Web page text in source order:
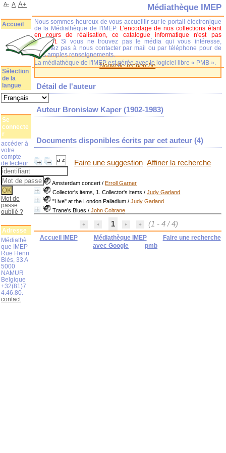
Nouvelle recherche
Détail de l'auteur
Auteur Bronisław Kaper (1902-1983)
Documents disponibles écrits par cet auteur (4)
Faire une suggestion Affiner la recherche
Amsterdam concert /Erroll Garner
Collector's items, 1. Collector's items /Judy Garland
"Live" at the London Palladium /Judy Garland
Trane's Blues /John Coltrane
1 (1 - 4 / 4)
Accueil IMEP Médiathèque IMEP
Faire une recherche
avec Google
pmb
Médiathèque IMEP
Nous sommes heureux de vous accueillir sur le portail électronique
de la Médiathèque de l'IMEP. L'encodage de nos collections étant
en cours de réalisation, ce catalogue informatique n'est pas
complet.
Si vous ne trouvez pas le média qui vous intéresse,
n'hésitez pas à nous contacter par mail ou par téléphone pour de
plus amples renseignements.
La médiathèque de l'IMEP est gérée avec le logiciel libre « PMB ».
A- A A+
Accueil
Sélection
de la
langue
Se
connecte
r
accéder à
votre
compte
de lecteur
Mot de
passe
oublié ?
Adresse
Médiathè
que IMEP
Rue Henri
Blès, 33 A
5000
NAMUR
Belgique
+32(81)7
4.46.80.
contact